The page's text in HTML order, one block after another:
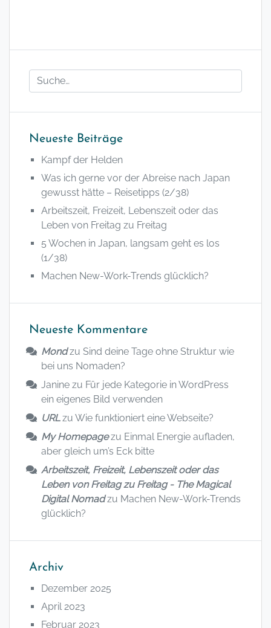
Neueste Beiträge
Kampf der Helden
Was ich gerne vor der Abreise nach Japan
gewusst hätte – Reisetipps (2/38)
Arbeitszeit, Freizeit, Lebenszeit oder das
Leben von Freitag zu Freitag
5 Wochen in Japan, langsam geht es los
(1/38)
Machen New-Work-Trends glücklich?
Neueste Kommentare
Mondzu Sind deine Tage ohne Struktur wie
bei uns Nomaden?
Janine zu Für jede Kategorie in WordPress
ein eigenes Bild verwenden
URLzu Wie funktioniert eine Webseite?
My Homepagezu Einmal Energie aufladen,
aber gleich um’s Eck bitte
Arbeitszeit, Freizeit, Lebenszeit oder das
Leben von Freitag zu Freitag - The Magical
Digital Nomadzu Machen New-Work-Trends
glücklich?
Archiv
Dezember 2025
April 2023
Februar 2023